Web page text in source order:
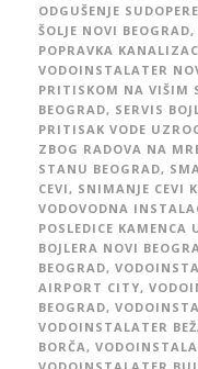
ODGUŠENJE
ŠOLJE NOVI BEOGRAD,
POPRAVKA
VODOINSTALATER
PRITISKOM NA VIŠIM
BEOGRAD, SERVIS
PRITISAK VODE
ZBOG RADOVA NA
STANU BEOGRAD,
CEVI , SNIMANJE CEVI
VODOVODNA
POSLEDICE KAMENCA
BOJLERA NOVI
BEOGRAD,
AIRPORT CITY,
BEOGRAD,
VODOINSTALATER
BORČA ,